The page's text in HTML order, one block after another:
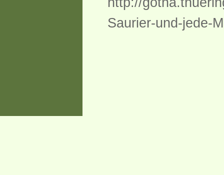
Saurier-und-jede-